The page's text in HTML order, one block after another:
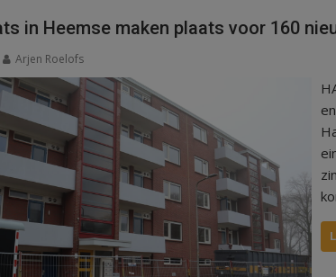
in Heemse maken plaats voor 160
Arjen Roelofs